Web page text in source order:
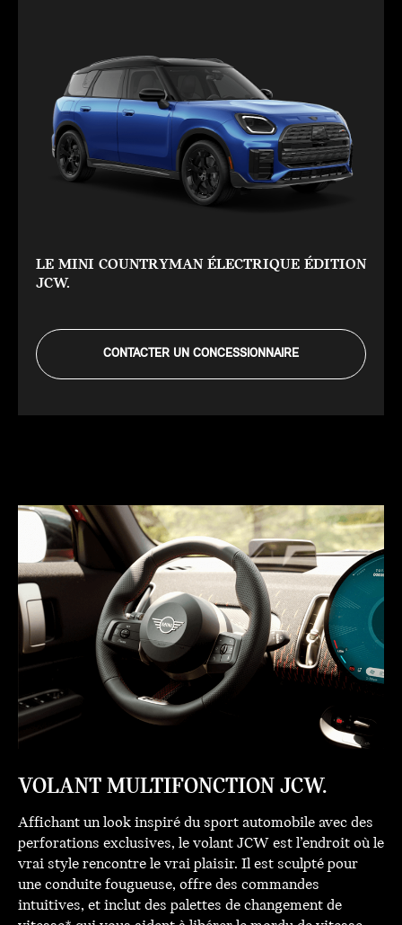
LE MINI COUNTRYMAN ÉLECTRIQUE ÉDITION
JCW.
CONTACTER UN CONCESSIONNAIRE
VOLANT MULTIFONCTION JCW.
Affichant un look inspiré du sport automobile avec des
perforations exclusives, le volant JCW est l’endroit où le
vrai style rencontre le vrai plaisir. Il est sculpté pour
une conduite fougueuse, offre des commandes
intuitives, et inclut des palettes de changement de